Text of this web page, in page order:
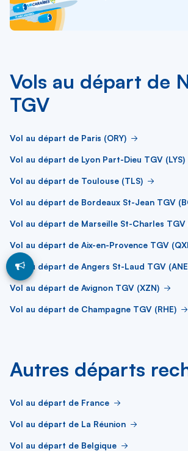
Vols au départ de
TGV
Vol au départ de Paris (ORY)
Vol au départ de Lyon Part-Dieu TGV (LYS)
Vol au départ de Toulouse (TLS)
Vol au départ de Bordeaux St-Jean TGV
Vol au départ de Marseille St-Charles TGV
Vol au départ de Aix-en-Provence TGV
Vol au départ de Angers St-Laud TGV
Vol au départ de Avignon TGV (XZN)
Vol au départ de Champagne TGV (RHE)
Autres départs
Vol au départ de France
Vol au départ de La Réunion
Vol au départ de Belgique